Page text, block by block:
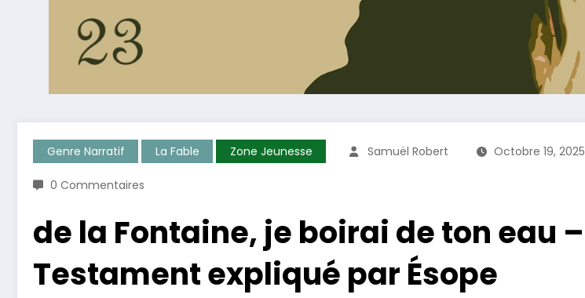
Genre Narratif La ​fable Zone Jeunesse Samuël Robert Octobre 19, 2025
0 Commentaires
de la Fontaine, je boirai de ton eau –
Testament expliqué par Ésope